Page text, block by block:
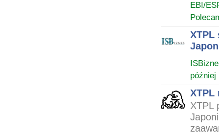
EBI/
XTPL
później
XTPL
XTPL